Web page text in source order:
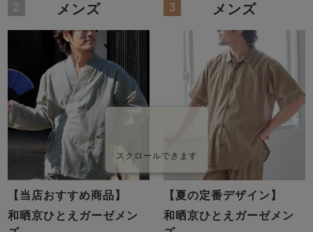
スクロールできます
2 メンズ
【当店おすすめ商品】
和晒京ひとえガーゼメン
3 メンズ
【夏の定番デザイン】
和晒京ひとえガーゼメン